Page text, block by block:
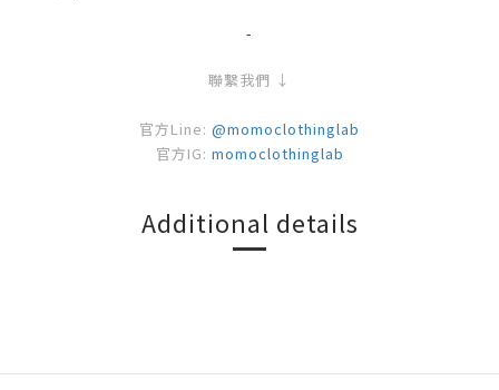
-
聯繫我們 ↓
官方Line: @momoclothinglab
官方IG: momoclothinglab
Additional details